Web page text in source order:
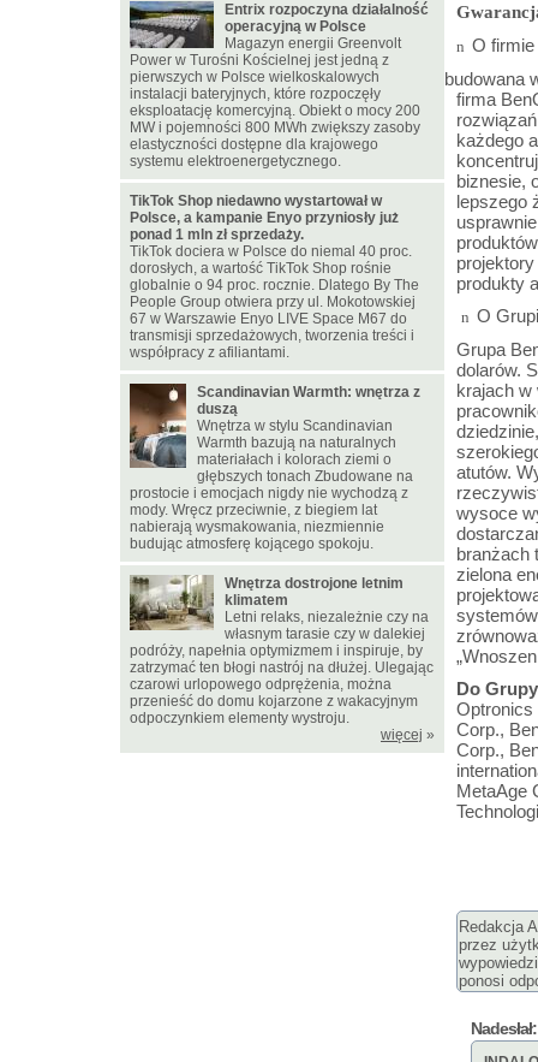
n O
firma
każdego
biznesie,
lepszego
produkty
n O
Grupa
dolarów.
krajach w
atutów.
wysoce
branżach
zielona
Do
Optronics
Corp.,
Corp.,
MetaAge
Redakcja
przez
ponosi
Nadesłał:
Entrix rozpoczyna działalność
operacyjną w Polsce
Magazyn energii Greenvolt
Power w Turośni Kościelnej jest jedną z
pierwszych w Polsce wielkoskalowych
instalacji bateryjnych, które rozpoczęły
eksploatację komercyjną. Obiekt o mocy 200
MW i pojemności 800 MWh zwiększy zasoby
elastyczności dostępne dla krajowego
systemu elektroenergetycznego.
TikTok Shop niedawno wystartował w
Polsce, a kampanie Enyo przyniosły już
ponad 1 mln zł sprzedaży.
TikTok dociera w Polsce do niemal 40 proc.
dorosłych, a wartość TikTok Shop rośnie
globalnie o 94 proc. rocznie. Dlatego By The
People Group otwiera przy ul. Mokotowskiej
67 w Warszawie Enyo LIVE Space M67 do
transmisji sprzedażowych, tworzenia treści i
współpracy z afiliantami.
Scandinavian Warmth: wnętrza z
duszą
Wnętrza w stylu Scandinavian
Warmth bazują na naturalnych
materiałach i kolorach ziemi o
głębszych tonach Zbudowane na
prostocie i emocjach nigdy nie wychodzą z
mody. Wręcz przeciwnie, z biegiem lat
nabierają wysmakowania, niezmiennie
budując atmosferę kojącego spokoju.
Wnętrza dostrojone letnim
klimatem
Letni relaks, niezależnie czy na
własnym tarasie czy w dalekiej
podróży, napełnia optymizmem i inspiruje, by
zatrzymać ten błogi nastrój na dłużej. Ulegając
czarowi urlopowego odprężenia, można
przenieść do domu kojarzone z wakacyjnym
odpoczynkiem elementy wystroju.
więcej »